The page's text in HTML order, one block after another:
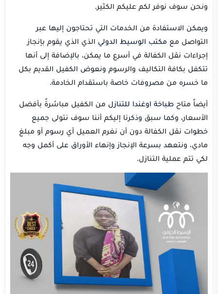
ونحن سوف نوفر لكم عليكم الكثير.
ويمكن الاستفادة من الخدمات التي تحتاجون إليها عبر
التواصل مع مكتب الوسيط الدولي الذي الذي يقوم بإنجاز
إجراءات نقل الكفالة في أسرع ما يمكن، بالإضافة إلى أنها
تتكفل بكافة التكاليف والرسوم ونعوض الكفيل القديم بكل
ما خسره من مصروفات خاصة باستقدام الخادمة.
أيضاً متاح طباخة اوغندا للتنازل من الكفيل مباشرةً بأفضل
الأسعار، وكما سبق وذكرنا إليكم أننا سوف نتولى جميع
خطوات نقل الكفالة دون أن نغرم العميل أي رسوم أو مبلغ
مادي، ونتعهد بسرعة الإنجاز وإنهاء الأوراق على أكمل وجه
لكي تتم عملية التنازل.